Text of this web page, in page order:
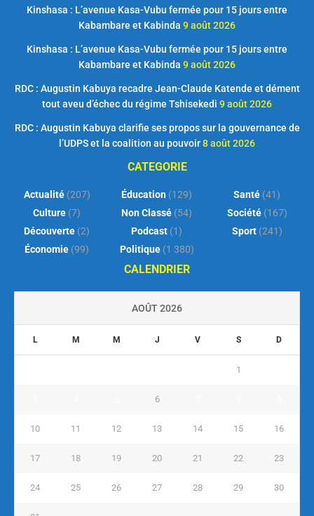
Kinshasa : L’avenue Kasa-Vubu fermée pour 15 jours entre
Kabambare et Kabinda 9 août 2026
Kinshasa : L’avenue Kasa-Vubu fermée pour 15 jours entre
Kabambare et Kabinda 9 août 2026
RDC : Augustin Kabuya recadre Jean-Claude Katende et dément
tout aveu d’échec du régime Tshisekedi 9 août 2026
RDC : Augustin Kabuya clarifie ses propos sur la gouvernance de
l’UDPS et la coalition au pouvoir8 août 2026
CATEGORIE
Actualité(207)
Culture (7)
Découverte (2)
Économie (99)
Éducation (129)
Non Classé (54)
Podcast (1)
Politique(1 380)
Santé (41)
Société(167)
Sport(241)
CALENDRIER
AOÛT 2026
L M M J V S D
1
6
10 11 12 13 14 15 16
17 18 19 20 21 22 23
24 25 26 27 28 29 30